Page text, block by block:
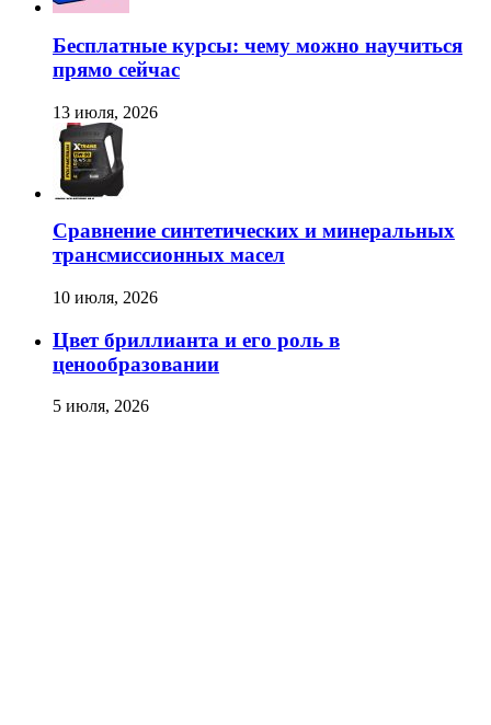
Бесплатные курсы: чему можно научиться
прямо сейчас
13 июля, 2026
Сравнение синтетических и минеральных
трансмиссионных масел
10 июля, 2026
Цвет бриллианта и его роль в
ценообразовании
5 июля, 2026